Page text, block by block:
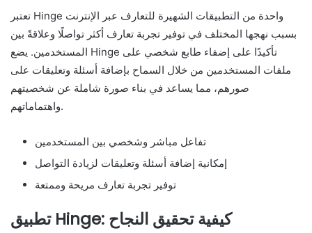
تعتبر Hinge واحدة من التطبيقات الشهيرة للتعارف عبر الإنترنت
بسبب نهجها المختلف في توفير تجربة تعارف أكثر تواصلًا وعلاقةً بين
المستخدمين. يضع Hinge تأكيدًا على إضفاء طابع شخصي على
ملفات المستخدمين من خلال السماح بإضافة أسئلة وتعليقات على
صورهم، مما يساعد في بناء صورة شاملة عن شخصيتهم
واهتماماتهم.
تفاعل مباشر وشخصي بين المستخدمين
إمكانية إضافة أسئلة وتعليقات لزيادة التواصل
توفير تجربة تعارف مريحة وممتعة
تطبيق Hinge: كيفية تحقيق النجاح